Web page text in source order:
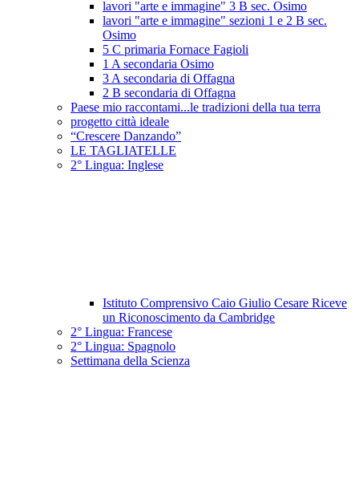
lavori "arte e immagine" 3 B sec. Osimo
lavori "arte e immagine" sezioni 1 e 2 B sec.
Osimo
5 C primaria Fornace Fagioli
1 A secondaria Osimo
3 A secondaria di Offagna
2 B secondaria di Offagna
Paese mio raccontami...le tradizioni della tua terra
progetto città ideale
“Crescere Danzando”
LE TAGLIATELLE
2° Lingua: Inglese
Istituto Comprensivo Caio Giulio Cesare Riceve
un Riconoscimento da Cambridge
2° Lingua: Francese
2° Lingua: Spagnolo
Settimana della Scienza